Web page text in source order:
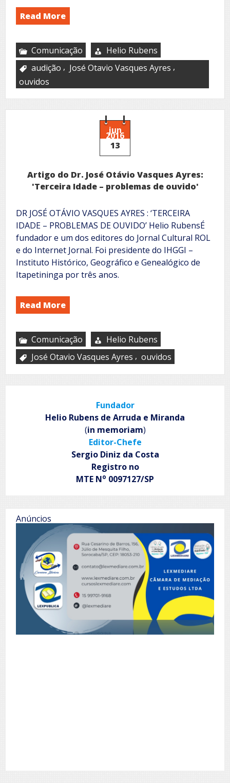
Read More
Comunicação
Helio Rubens
audição , José Otavio Vasques Ayres ,
ouvidos
jun
2016
13
Artigo do Dr. José Otávio Vasques Ayres:
'Terceira Idade – problemas de ouvido'
DR JOSÉ OTÁVIO VASQUES AYRES : ‘TERCEIRA
IDADE – PROBLEMAS DE OUVIDO’ Helio RubensÉ
fundador e um dos editores do Jornal Cultural ROL
e do Internet Jornal. Foi presidente do IHGGI –
Instituto Histórico, Geográfico e Genealógico de
Itapetininga por três anos.
Read More
Comunicação
Helio Rubens
José Otavio Vasques Ayres , ouvidos
Fundador
Helio Rubens de Arruda e Miranda
(in memoriam)
Editor-Chefe
Sergio Diniz da Costa
Registro no
MTE No 0097127/SP
Anúncios